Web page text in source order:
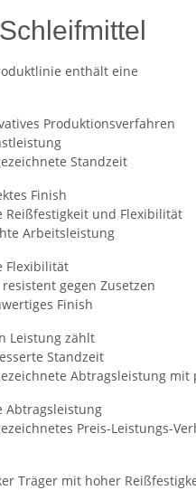
enthält eine
Produktionsverfahren
Standzeit
Finish
Reißfestigkeit und Flexibilität
Arbeitsleistung
Flexibilität
gegen Zusetzen
Finish
Leistung zählt
Standzeit
Abtragsleistung mit
Abtragsleistung
Preis-Leistungs-
Träger mit hoher